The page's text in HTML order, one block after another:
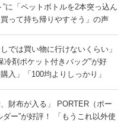
”に「ペットボトルを2本突っ込ん
って持ち帰りやすそう」の声
では買い物に行けないくらい」
冷剤ポケット付きバッグ”が好
入」「100均よりしっかり」
財布が入る」 PORTER（ポー
ダー”が好評！ 「もうこれ以外使